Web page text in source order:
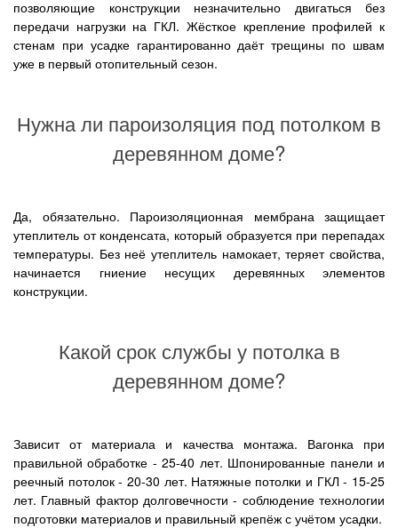
позволяющие конструкции незначительно двигаться без
передачи нагрузки на ГКЛ. Жёсткое крепление профилей к
стенам при усадке гарантированно даёт трещины по швам
уже в первый отопительный сезон.
Нужна ли пароизоляция под потолком в
деревянном доме?
Да, обязательно. Пароизоляционная мембрана защищает
утеплитель от конденсата, который образуется при перепадах
температуры. Без неё утеплитель намокает, теряет свойства,
начинается гниение несущих деревянных элементов
конструкции.
Какой срок службы у потолка в
деревянном доме?
Зависит от материала и качества монтажа. Вагонка при
правильной обработке - 25-40 лет. Шпонированные панели и
реечный потолок - 20-30 лет. Натяжные потолки и ГКЛ - 15-25
лет. Главный фактор долговечности - соблюдение технологии
подготовки материалов и правильный крепёж с учётом усадки.